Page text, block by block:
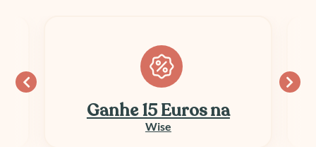
Ganhe 15 Euros na
Wise